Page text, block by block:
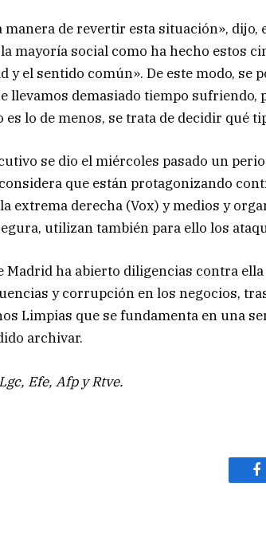
manera de revertir esta situación», dijo,
mayoría social como ha hecho estos
y el sentido común». De este modo, se
llevamos demasiado tiempo
es lo de menos, se trata de decidir qué
se dio el miércoles pasado un
que están protagonizando
extrema derecha (Vox) y medios y
utilizan también para ello los
Madrid ha abierto diligencias contra
y corrupción en los negocios,
Limpias que se fundamenta en una
archivar.
Efe, Afp y Rtve.